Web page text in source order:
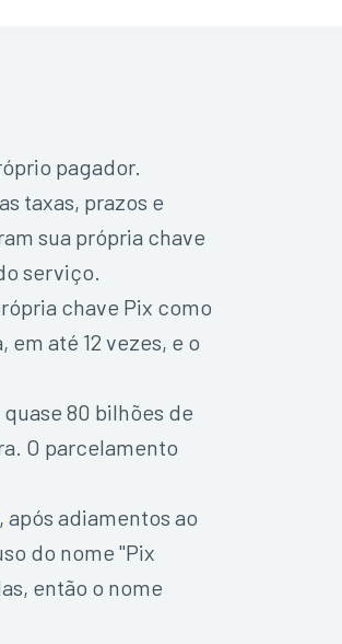
pagador.
taxas, prazos e
sua própria chave
serviço.
chave Pix como
até 12 vezes, e o
quase 80 bilhões de
O parcelamento
, após adiamentos ao
do nome "Pix
então o nome